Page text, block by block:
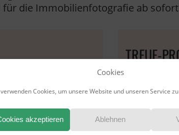
Cookies
Cookies, um unsere Website und unseren Service
akzeptieren Ablehnen
für die Immobilienfotografie ab
TREUE-
Die
bis zu